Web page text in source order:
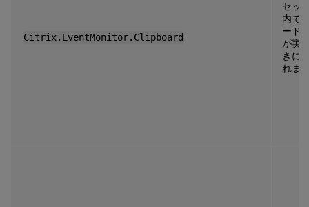
Citrix.EventMonitor.Clipboard
セッ
内で
ード
が実
きに
れま